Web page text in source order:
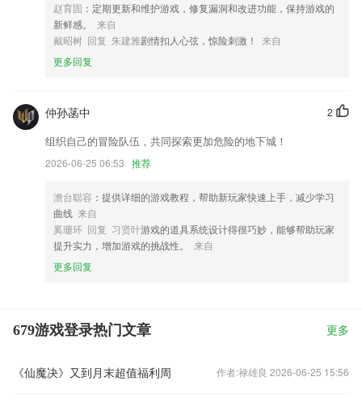
赵育固 ：定期更新和维护游戏，修复漏洞和改进功能，保持游戏的
新鲜感。
来自
戴昭树 回复 朱建雅剧情扣人心弦，惊险刺激！
来自
更多回复
2
仲孙菡中
组织自己的冒险队伍，共同探索更加危险的地下城！
2026-06-25 06:53 推荐
澹台聪容 ：提供详细的游戏教程，帮助新玩家快速上手，减少学习
曲线 来自
奚珊环 回复 习贤叶游戏的道具系统设计得很巧妙，能够帮助玩家
提升实力，增加游戏的挑战性。
来自
更多回复
679游戏登录热门文章 更多
《仙魔决》又到月末超值福利周 作者:禄雄良 2026-06-25 15:56